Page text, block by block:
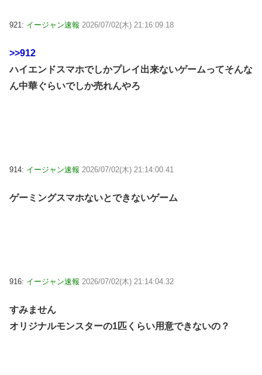
921: イージャン速報 2026/07/02(木) 21:16:09.18
>>912
ハイエンドスマホでしかプレイ出来ないゲームってそんな
ん中華ぐらいでしか売れんやろ
914: イージャン速報 2026/07/02(木) 21:14:00.41
ゲーミングスマホないとできないゲーム
916: イージャン速報 2026/07/02(木) 21:14:04.32
すみません
オリジナルモンスターの1匹くらい用意できないの？